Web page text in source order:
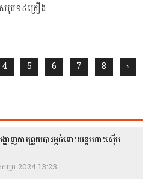
រុប១៤គ្រឿង
4 5 6 7 8 ›
ាញការព្រួយបារម្ភចំពោះយន្តហោះស៊ើប
ញ្ញា 2024 13:23